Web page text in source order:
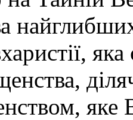
яке